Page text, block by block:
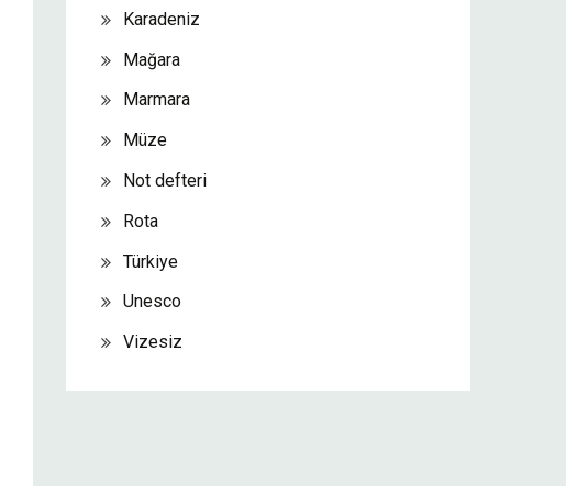
Karadeniz
Mağara
Marmara
Müze
Not defteri
Rota
Türkiye
Unesco
Vizesiz